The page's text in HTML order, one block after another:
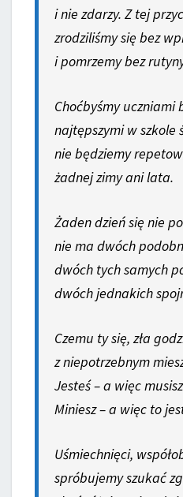
i nie zdarzy. Z tej
zrodziliśmy się bez
i pomrzemy bez
Choćbyśmy uczniami
najtępszymi w szkole
nie będziemy
żadnej zimy ani lata.
Żaden dzień się nie
nie ma dwóch
dwóch tych samych
dwóch jednakich
Czemu ty się, zła
z niepotrzebnym
Jesteś – a więc
Miniesz – a więc to
Uśmiechnięci,
spróbujemy szukać